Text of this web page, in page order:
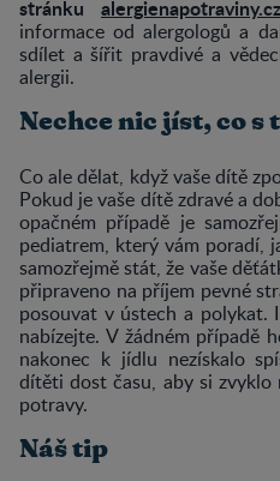
stránku alergienapotraviny.cz
informace od alergologů a
sdílet a šířit pravdivé a
alergii.
Nechce nic jíst, co s
Co ale dělat, když vaše dítě
Pokud je vaše dítě zdravé a
opačném případě je
pediatrem, který vám poradí,
samozřejmě stát, že vaše
připraveno na příjem pevné
posouvat v ústech a polykat.
nabízejte. V žádném případě
nakonec k jídlu nezískalo
dítěti dost času, aby si
potravy.
Náš tip